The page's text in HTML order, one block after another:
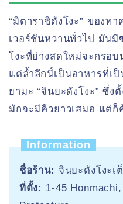
“มิตาราชิดังโงะ” ของท
เวอร์ชันหวานทั่วไป มันมี
โงะที่ย่างสดใหม่จะกรอ
แต่ล้ำลึกนี้เป็นอาหารที่เ
ยามะ “จินยะดังโงะ” ซึ่ง
มักจะมีคิวยาวเสมอ แต่
Information
ชื่อร้าน: จินยะดังโงะเ
ที่ตั้ง: 1-45